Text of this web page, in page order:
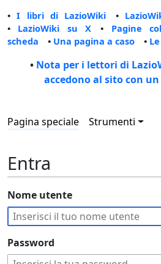
•I libri di LazioWiki •
• LazioWiki su X • Pagine
scheda • Una pagina a caso •
• Nota per i lettori di
accedono al sito con
Pagina speciale Strumenti
Entra
Nome utente
Password